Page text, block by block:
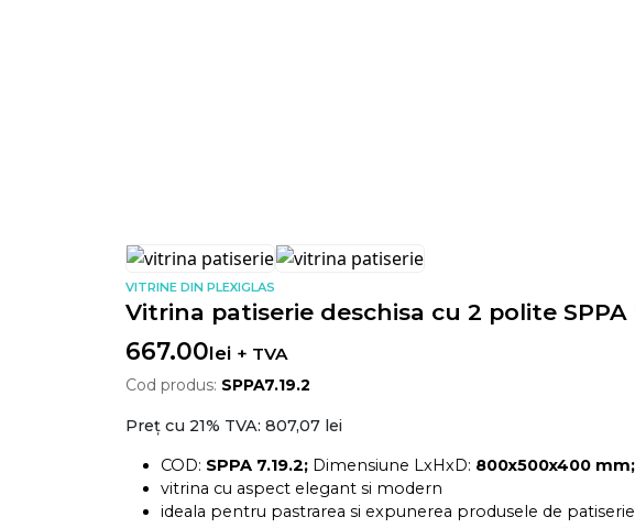
VITRINE DIN PLEXIGLAS
Vitrina patiserie deschisa cu 2 polite SPPA
667.00lei + TVA
Cod produs: SPPA7.19.2
Preț cu 21% TVA: 807,07 lei
COD: SPPA 7.19.2; Dimensiune LxHxD: 800x500x400 mm;
vitrina cu aspect elegant si modern
ideala pentru pastrarea si expunerea produsele de